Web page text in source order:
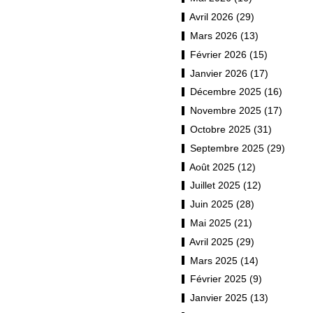
Avril 2026 (29)
Mars 2026 (13)
Février 2026 (15)
Janvier 2026 (17)
Décembre 2025 (16)
Novembre 2025 (17)
Octobre 2025 (31)
Septembre 2025 (29)
Août 2025 (12)
Juillet 2025 (12)
Juin 2025 (28)
Mai 2025 (21)
Avril 2025 (29)
Mars 2025 (14)
Février 2025 (9)
Janvier 2025 (13)